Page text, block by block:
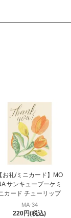
【お礼/ミニカード】MO
サンキューブーケミ
カード チューリップ
MA-34
220円(税込)